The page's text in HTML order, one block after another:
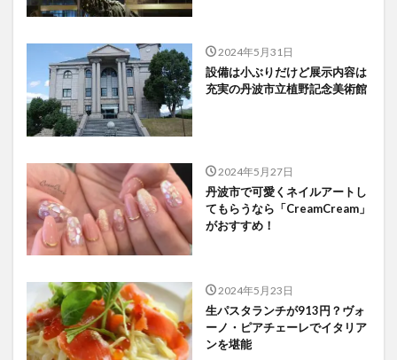
2024年5月31日
設備は小ぶりだけど展示内容は
充実の丹波市立植野記念美術館
2024年5月27日
丹波市で可愛くネイルアートし
てもらうなら「CreamCream」
がおすすめ！
2024年5月23日
生パスタランチが913円？ヴォ
ーノ・ピアチェーレでイタリア
ンを堪能